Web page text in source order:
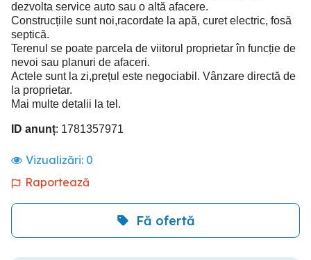
dezvolta service auto sau o altă afacere.
Construcțiile sunt noi,racordate la apă, curet electric, fosă
septică.
Terenul se poate parcela de viitorul proprietar în funcție de
nevoi sau planuri de afaceri.
Actele sunt la zi,prețul este negociabil. Vânzare directă de
la proprietar.
Mai multe detalii la tel.
ID anunț: 1781357971
Vizualizări: 0
Raportează
Fă ofertă